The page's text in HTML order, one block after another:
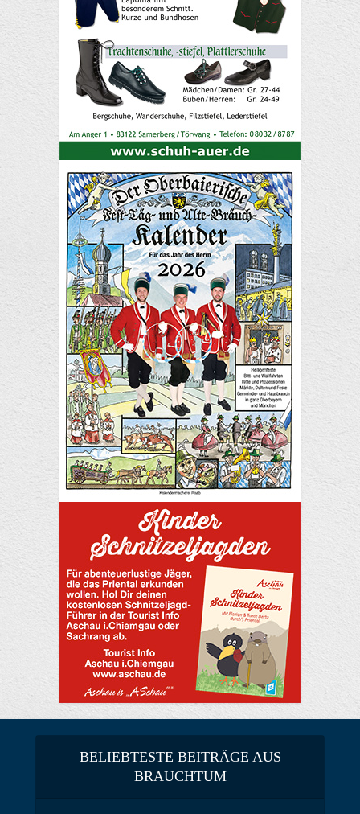
BELIEBTESTE BEITRÄGE AUS
BRAUCHTUM